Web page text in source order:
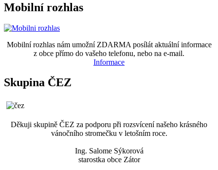
Mobilní rozhlas
Mobilní rozhlas nám umožní ZDARMA posílát aktuální informace
z obce přímo do vašeho telefonu, nebo na e-mail.
Informace
Skupina ČEZ
Děkuji skupině ČEZ za podporu při rozsvícení našeho krásného
vánočního stromečku v letošním roce.
Ing. Salome Sýkorová
starostka obce Zátor